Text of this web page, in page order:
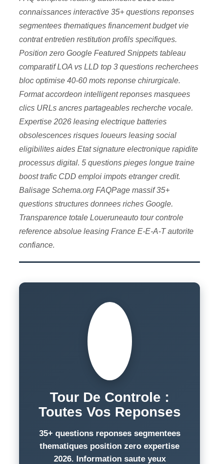
connaissances interactive 35+ questions reponses
segmentees thematiques financement budget vie
contrat entretien restitution profils specifiques.
Position zero Google Featured Snippets tableau
comparatif LOA vs LLD top 3 questions recherchees
bloc optimise 40-60 mots reponse chirurgicale.
Format accordeon intelligent reponses masquees
clics URLs ancres partageables recherche vocale.
Expertise 2026 leasing electrique batteries
obsolescences risques loueurs leasing social
eligibilites aides Etat signature electronique rapidite
processus digital. 5 questions pieges longue traine
boost trafic CDD emploi impots etranger credit.
Balisage Schema.org FAQPage massif 35+
questions structures donnees riches Google.
Transparence totale Loueruneauto tour controle
reference absolue leasing France E-E-A-T autorite
confiance.
Tour De Controle :
Toutes Vos Reponses
35+ questions reponses segmentees
thematiques position zero expertise
2026. Information saute yeux